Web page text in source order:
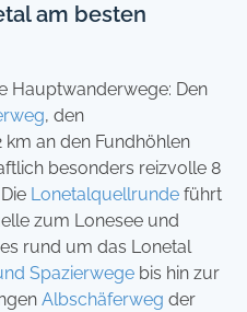
am besten
Hauptwanderwege: Den
, den
km an den Fundhöhlen
besonders reizvolle 8
Lonetalquellrunde führt
zum Lonesee und
rund um das Lonetal
Spazierwege bis hin zur
Albschäferweg der